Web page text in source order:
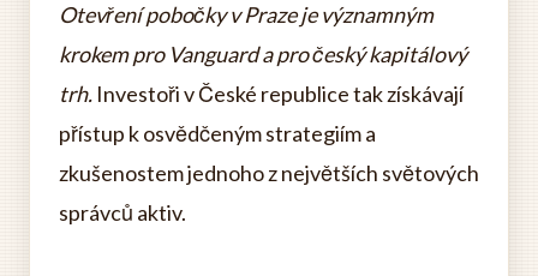
Otevření pobočky v Praze je významným
krokem pro Vanguard a pro český kapitálový
trh. Investoři v České republice tak získávají
přístup k osvědčeným strategiím a
zkušenostem jednoho z největších světových
správců aktiv.